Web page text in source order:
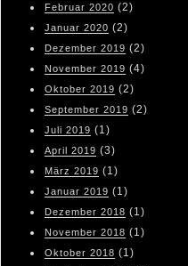
Februar 2020 (2)
Januar 2020 (2)
Dezember 2019 (2)
November 2019 (4)
Oktober 2019 (2)
September 2019 (2)
Juli 2019 (1)
April 2019 (3)
März 2019 (1)
Januar 2019 (1)
Dezember 2018 (1)
November 2018 (1)
Oktober 2018 (1)